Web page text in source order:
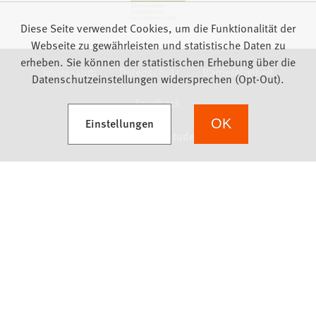
Impressum Datenschutz
Barrierefreiheit
Feedback
Diese Seite verwendet Cookies, um die Funktionalität der
Webseite zu gewährleisten und statistische Daten zu
erheben. Sie können der statistischen Erhebung über die
Datenschutzeinstellungen widersprechen (Opt-Out).
Einstellungen
(Öffnet in einem neuen Tab) OK